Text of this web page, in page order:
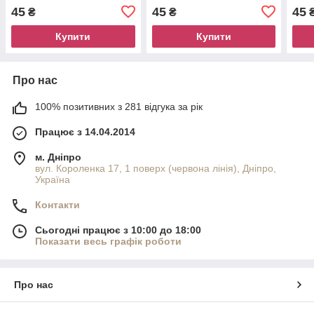
45 ₴
Купити
45₴
Купити
45
Про нас
100% позитивних з 281 відгука за рік
Працює з 14.04.2014
м. Дніпро
вул. Короленка 17, 1 поверх (червона лінія), Дніпро,
Україна
Контакти
Сьогодні працює з 10:00 до 18:00
Показати весь графік роботи
Про нас